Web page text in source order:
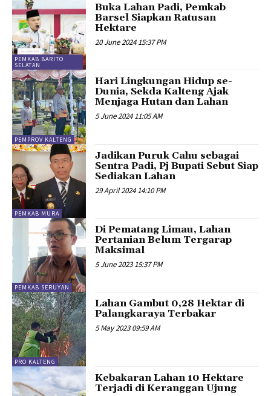
PEMKAB BARITO
SELATAN
Buka Lahan Padi, Pemkab
Barsel Siapkan Ratusan
Hektare
20 June 2024 15:37 PM
PEMPROV KALTENG
Hari Lingkungan Hidup se-
Dunia, Sekda Kalteng Ajak
Menjaga Hutan dan Lahan
5 June 2024 11:05 AM
PEMKAB MURA
Jadikan Puruk Cahu sebagai
Sentra Padi, Pj Bupati Sebut Siap
Sediakan Lahan
29 April 2024 14:10 PM
PEMKAB SERUYAN
Di Pematang Limau, Lahan
Pertanian Belum Tergarap
Maksimal
5 June 2023 15:37 PM
PRO KALTENG
Lahan Gambut 0,28 Hektar di
Palangkaraya Terbakar
5 May 2023 09:59 AM
Kebakaran Lahan 10 Hektare
Terjadi di Keranggan Ujung